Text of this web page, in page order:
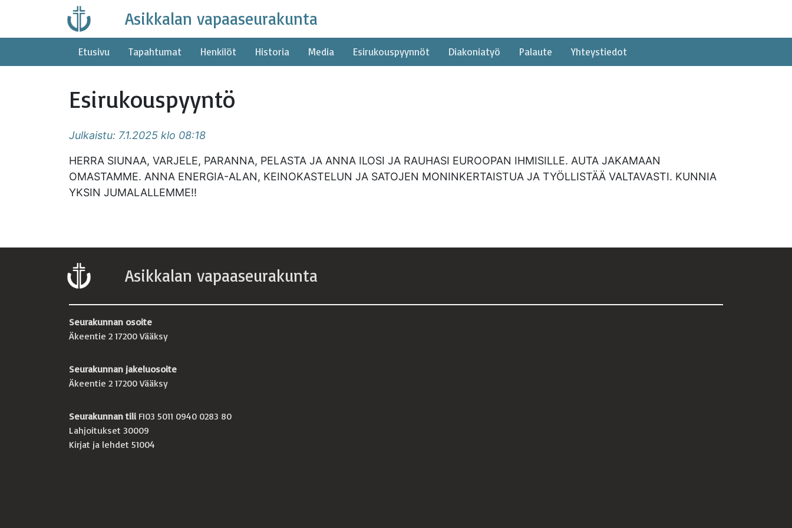
content
Asikkalan vapaaseurakunta
Etusivu Tapahtumat Henkilöt Historia Media Esirukouspyynnöt Diakoniatyö Palaute Yhteystiedot
Esirukouspyyntö
Julkaistu: 7.1.2025 klo 08:18
HERRA SIUNAA, VARJELE, PARANNA, PELASTA JA ANNA ILOSI JA RAUHASI EUROOPAN IHMISILLE. AUTA JAKAMAAN
OMASTAMME. ANNA ENERGIA-ALAN, KEINOKASTELUN JA SATOJEN MONINKERTAISTUA JA TYÖLLISTÄÄ VALTAVASTI. KUNNIA
YKSIN JUMALALLEMME!!
Asikkalan vapaaseurakunta
Seurakunnan osoite
Äkeentie 2 17200 Vääksy
Seurakunnan jakeluosoite
Äkeentie 2 17200 Vääksy
Seurakunnan tili FI03 5011 0940 0283 80
Lahjoitukset 30009
Kirjat ja lehdet 51004